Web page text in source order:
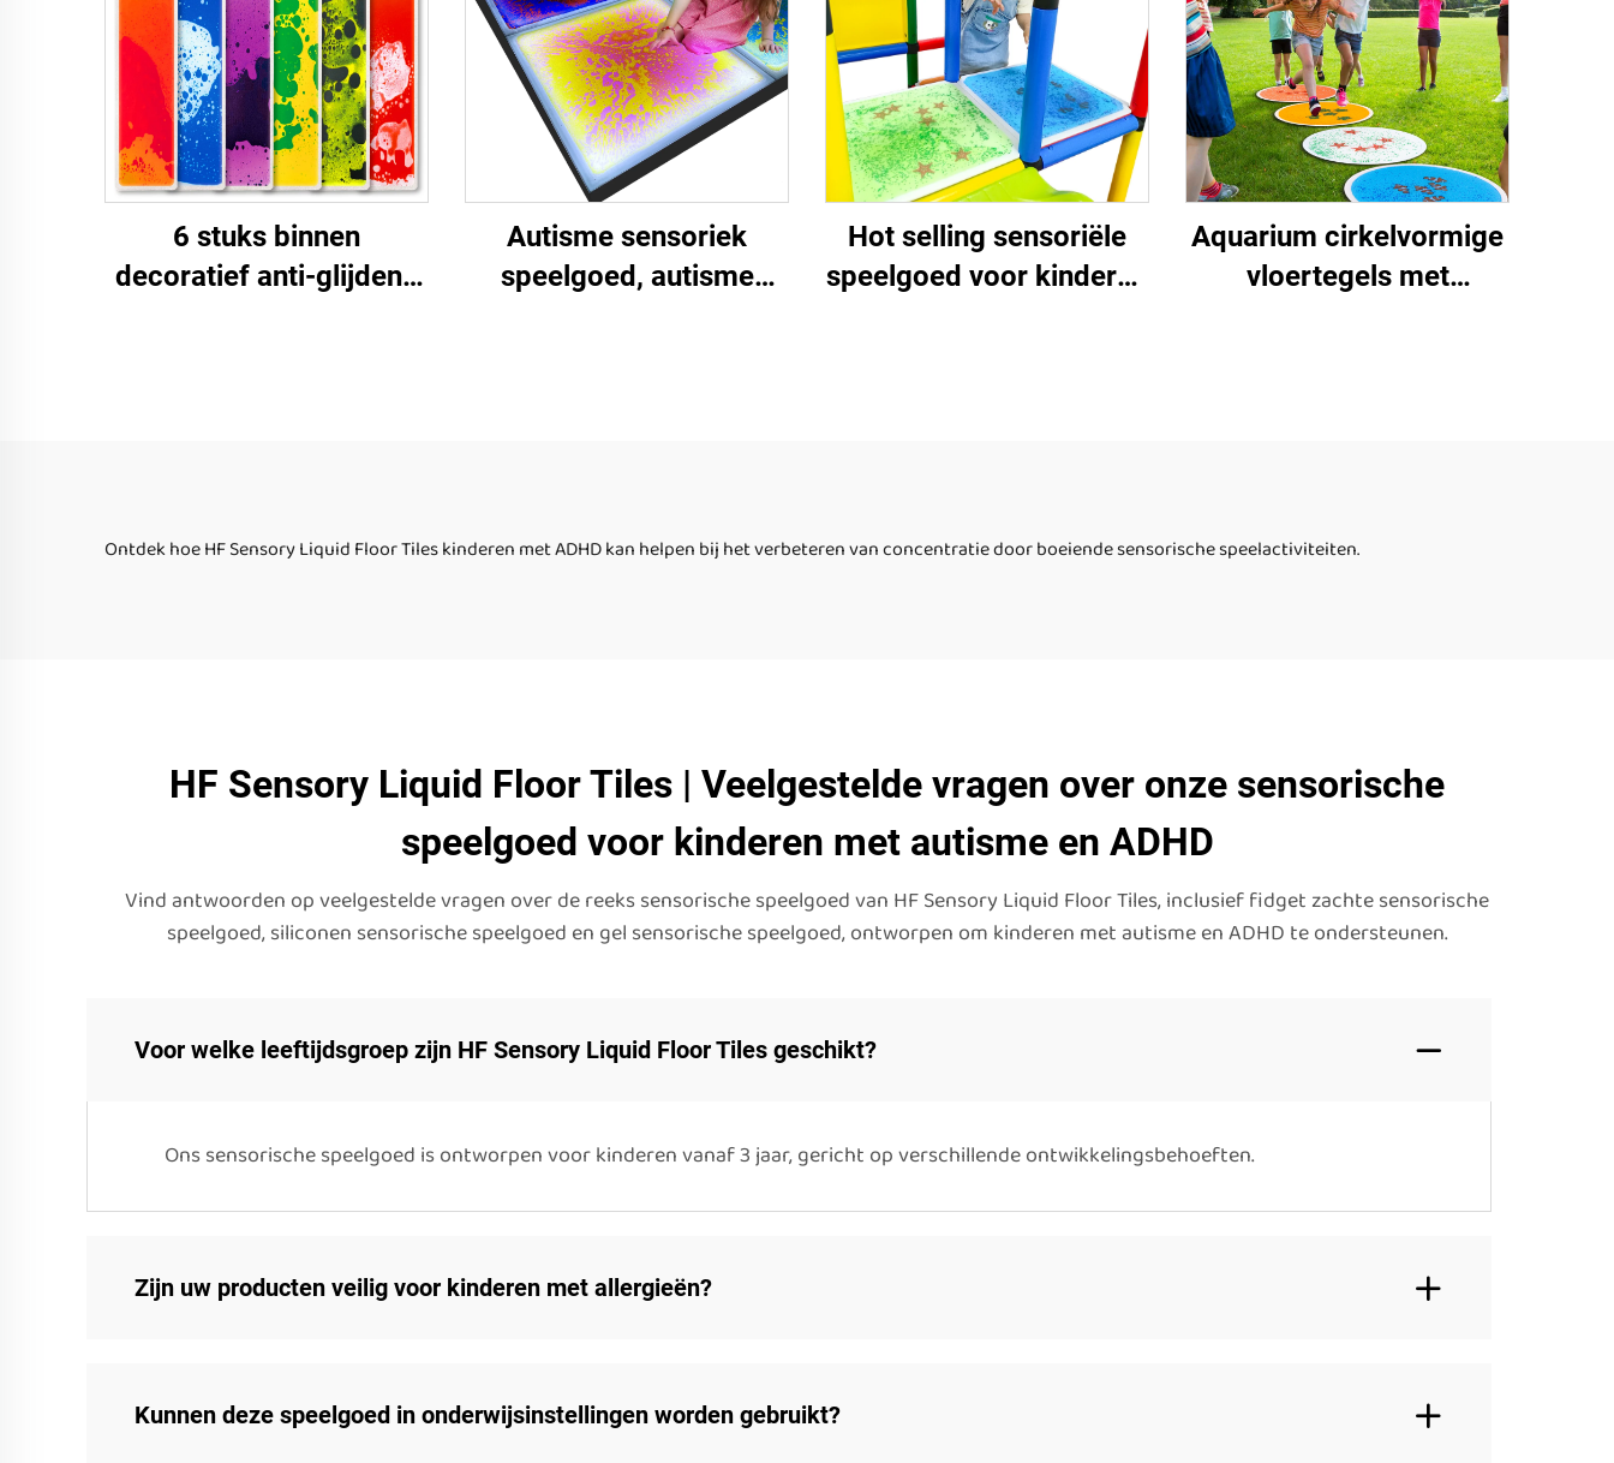
autisme fidgets
kinderen, klittenbuizen,
speelgoed voor
kinderen.
6 stuks binnen
decoratief anti-glijdend
Autisme sensoriek
speelgoed, autisme
Hot selling sensoriële
speelgoed voor kinderen
Aquarium cirkelvormige
vloertegels met
Ontdek hoe HF Sensory Liquid Floor Tiles kinderen met ADHD kan helpen bij het verbeteren van concentratie door boeiende sensorische speelactiviteiten.
HF Sensory Liquid Floor Tiles | Veelgestelde vragen over onze sensorische
speelgoed voor kinderen met autisme en ADHD
Vind antwoorden op veelgestelde vragen over de reeks sensorische speelgoed van HF Sensory Liquid Floor Tiles, inclusief fidget zachte sensorische
speelgoed, siliconen sensorische speelgoed en gel sensorische speelgoed, ontworpen om kinderen met autisme en ADHD te ondersteunen.
Voor welke leeftijdsgroep zijn HF Sensory Liquid Floor Tiles geschikt?
Ons sensorische speelgoed is ontworpen voor kinderen vanaf 3 jaar, gericht op verschillende ontwikkelingsbehoeften.
Zijn uw producten veilig voor kinderen met allergieën?
Kunnen deze speelgoed in onderwijsinstellingen worden gebruikt?